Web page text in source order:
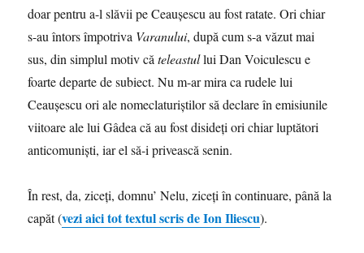
doar pentru a-l slăvii pe Ceauşescu au fost ratate. Ori chiar
s-au întors împotriva Varanului, după cum s-a văzut mai
sus, din simplul motiv căteleastullui Dan Voiculescu e
foarte departe de subiect. Nu m-ar mira ca rudele lui
Ceauşescu ori ale nomeclaturiştilor să declare în emisiunile
viitoare ale lui Gâdea că au fost disideţi ori chiar luptători
anticomunişti, iar el să-i privească senin.
În rest, da, ziceţi, domnu’ Nelu, ziceţi în continuare, până la
capăt (vezi aici tot textul scris de Ion Iliescu).